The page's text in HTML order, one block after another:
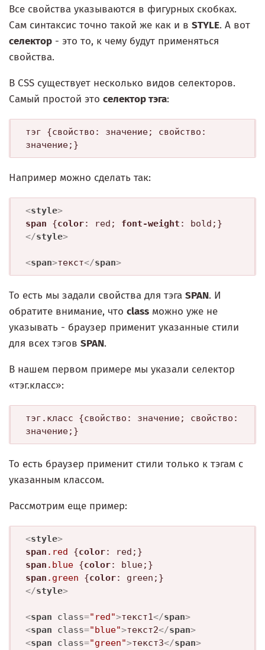
Все свойства указываются в фигурных скобках.
Сам синтаксис точно такой же как и в STYLE. А вот
селектор - это то, к чему будут применяться
свойства.
В CSS существует несколько видов селекторов.
Самый простой это селектор тэга:
тэг {свойство: значение; свойство:
Например можно сделать так:
<style>
span {color: red; font-weight
</style>
<span>текст</span>
То есть мы задали свойства для тэга SPAN. И
обратите внимание, что class можно уже не
указывать - браузер применит указанные стили
для всех тэгов SPAN.
В нашем первом примере мы указали селектор
«тэг.класс»:
тэг.класс {свойство: значение; свойство:
То есть браузер применит стили только к тэгам с
указанным классом.
Рассмотрим еще пример:
<style>
span .red {color
span .blue {color
span .green {color
</style>
<span class="red">текст1</span>
<span class="blue">текст2</span>
<span class="green">текст3</span>